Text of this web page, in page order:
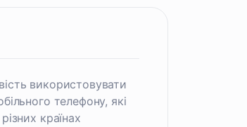
використовувати
телефону, які
країнах